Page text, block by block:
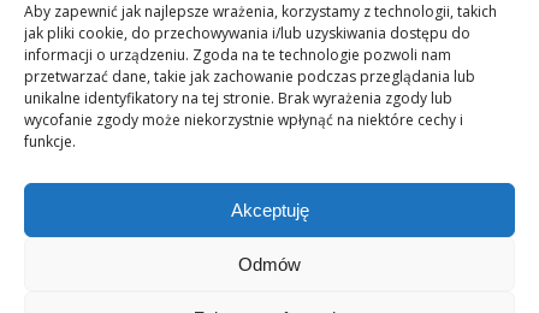
Aby zapewnić jak najlepsze wrażenia, korzystamy z technologii, takich
jak pliki cookie, do przechowywania i/lub uzyskiwania dostępu do
informacji o urządzeniu. Zgoda na te technologie pozwoli nam
przetwarzać dane, takie jak zachowanie podczas przeglądania lub
unikalne identyfikatory na tej stronie. Brak wyrażenia zgody lub
wycofanie zgody może niekorzystnie wpłynąć na niektóre cechy i
funkcje.
Akceptuję
Odmów
Daria Dudzik. Kocham Cię
17 kwietnia 2026